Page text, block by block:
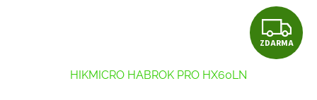
Z
D
ZDARMA
HIKMICRO HABROK PRO HX60LN